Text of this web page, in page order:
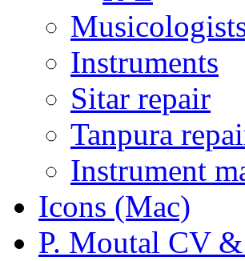
Instruments
Sitar repair
Tanpura
Instrument
Icons (Mac)
P. Moutal CV